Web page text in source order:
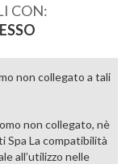
CON:
non collegato a tali
non collegato, nè
La compatibilità
all’utilizzo nelle